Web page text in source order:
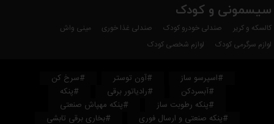
سیسمونی و کودک
کالسکه و کریر صندلی خودرو کودک صندلی غذا خوری
مینی واش
لوازم سرگرمی کودک
لوازم شخصی کودک
#اسپرسو ساز #آون توستر
#سرخ کن
#آبسردکن
#رادیاتور برقی
#پنکه
#پنکه رطوبت ساز
#پنکه مهپاش صنعتی
#پنکه صنعتی و ارسال فوری
#بخاری برقی تابشی